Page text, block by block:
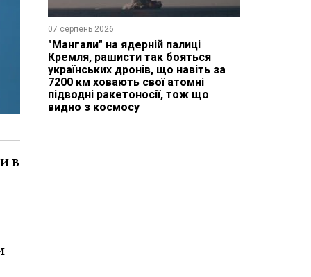
в
07 серпень 2026
"Мангали" на ядерній палиці
Кремля, рашисти так бояться
українських дронів, що навіть за
7200 км ховають свої атомні
підводні ракетоносії, тож що
видно з космосу